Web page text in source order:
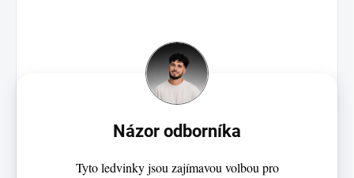
Názor odborníka
Tyto ledvinky jsou zajímavou volbou pro